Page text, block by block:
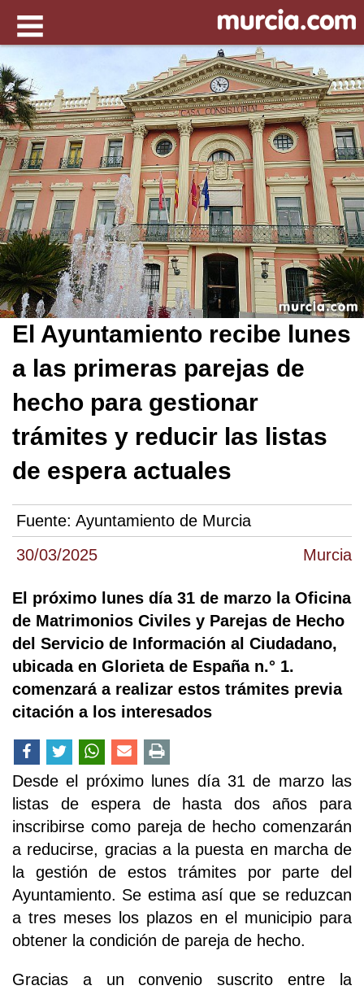
30/03/2025 Murcia
El Ayuntamiento recibe lunes
a las primeras parejas de
hecho para gestionar
trámites y reducir las listas
de espera actuales
Fuente: Ayuntamiento de Murcia
El próximo lunes día 31 de marzo la Oficina
de Matrimonios Civiles y Parejas de Hecho
del Servicio de Información al Ciudadano,
ubicada en Glorieta de España n.° 1.
comenzará a realizar estos trámites previa
citación a los interesados
Desde el próximo lunes día 31 de marzo las
listas de espera de hasta dos años para
inscribirse como pareja de hecho comenzarán
a reducirse, gracias a la puesta en marcha de
la gestión de estos trámites por parte del
Ayuntamiento. Se estima así que se reduzcan
a tres meses los plazos en el municipio para
obtener la condición de pareja de hecho.
Gracias a un convenio suscrito entre la